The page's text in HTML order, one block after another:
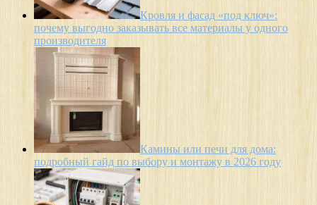
Кровля и фасад «под ключ»:
почему выгодно заказывать все материалы у одного
производителя
Камины или печи для дома:
подробный гайд по выбору и монтажу в 2026 году